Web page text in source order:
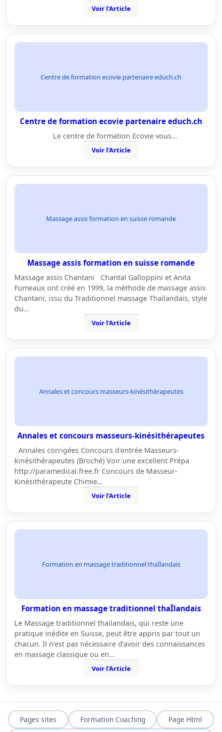
Voir l'Article
Centre de formation ecovie partenaire educh.ch
Centre de formation ecovie partenaire educh.ch
Le centre de formation Ecovie vous…
Voir l'Article
Massage assis formation en suisse romande
Massage assis formation en suisse romande
Massage assis Chantani Chantal Galloppini et Anita
Fumeaux ont créé en 1999, la méthode de massage assis
Chantani, issu du Traditionnel massage Thaïlandais, style
du…
Voir l'Article
Annales et concours masseurs-kinésithérapeutes
Annales et concours masseurs-kinésithérapeutes
Annales corrigées Concours d'entrée Masseurs-
kinésithérapeutes (Broché) Voir une excellent Prépa
http://paramedical.free.fr Concours de Masseur-
Kinésithérapeute Chimie…
Voir l'Article
Formation en massage traditionnel thaÏlandais
Formation en massage traditionnel thaÏlandais
Le Massage traditionnel thaïlandais, qui reste une
pratique inédite en Suisse, peut être appris par tout un
chacun. Il n’est pas nécessaire d’avoir des connaissances
en massage classique ou en…
Voir l'Article
Pages sites Formation Coaching Page Html